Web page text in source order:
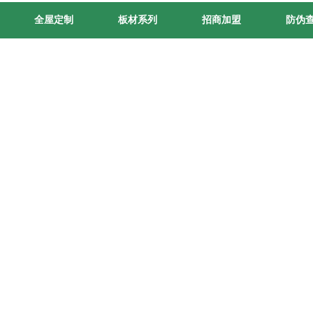
全屋定制 板材系列 招商加盟 防伪